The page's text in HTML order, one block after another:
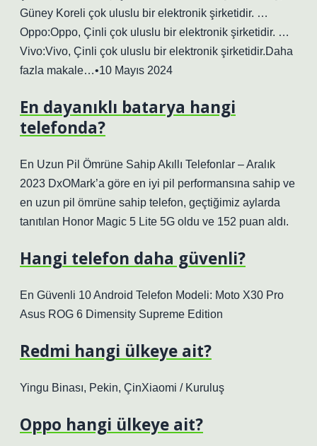
Güney Koreli çok uluslu bir elektronik şirketidir. …
Oppo:Oppo, Çinli çok uluslu bir elektronik şirketidir. …
Vivo:Vivo, Çinli çok uluslu bir elektronik şirketidir.Daha
fazla makale…•10 Mayıs 2024
En dayanıklı batarya hangi
telefonda?
En Uzun Pil Ömrüne Sahip Akıllı Telefonlar – Aralık
2023 DxOMark’a göre en iyi pil performansına sahip ve
en uzun pil ömrüne sahip telefon, geçtiğimiz aylarda
tanıtılan Honor Magic 5 Lite 5G oldu ve 152 puan aldı.
Hangi telefon daha güvenli?
En Güvenli 10 Android Telefon Modeli: Moto X30 Pro
Asus ROG 6 Dimensity Supreme Edition
Redmi hangi ülkeye ait?
Yingu Binası, Pekin, ÇinXiaomi / Kuruluş
Oppo hangi ülkeye ait?